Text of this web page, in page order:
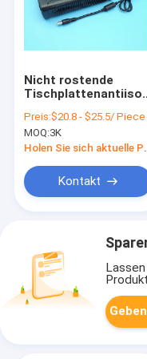
Nicht rostende
Stromadapter-400W
Preis:$20.8 - $25.5/ Piece
MOQ:3K
Holen
Kontakt